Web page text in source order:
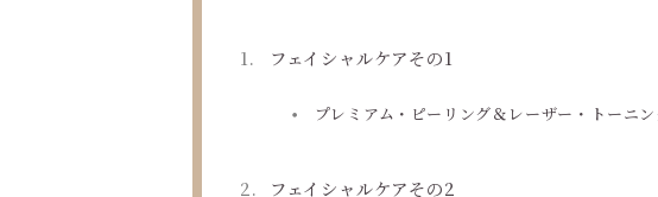
フェイシャルケアその1
プレミアム・ピーリング＆レーザー・トーニ
フェイシャルケアその2